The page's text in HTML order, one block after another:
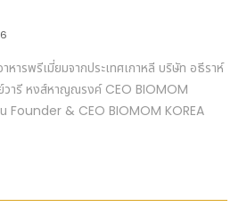
รพรีเมี่ยมจากประเทศเกาหลี บริษัท อธีราห์
วารี หงส์หาญณรงค์ CEO BIOMOM
Founder & CEO BIOMOM KOREA